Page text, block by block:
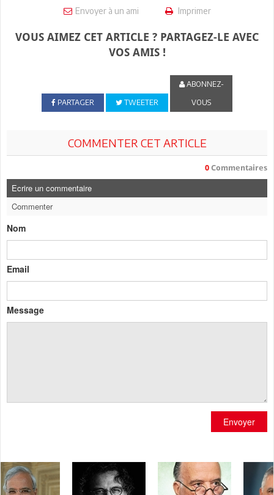
Envoyer à un ami Imprimer
VOUS AIMEZ CET ARTICLE ? PARTAGEZ-LE AVEC
VOS AMIS !
PARTAGER TWEETER
ABONNEZ-
VOUS
COMMENTER CET ARTICLE
0 Commentaires
Ecrire un commentaire
Commenter
Nom
Email
Message
Envoyer